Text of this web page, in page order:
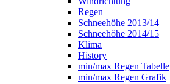
Regen
Schneehöhe 2013/14
Schneehöhe 2014/15
Klima
History
min/max Regen Tabelle
min/max Regen Grafik